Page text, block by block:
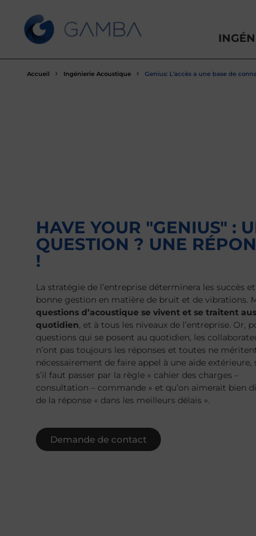
Accueil › Ingénierie Acoustique › Genius: L’accès a une base de
HAVE YOUR "GENIUS" :
QUESTION ? UNE
!
La stratégie de l’entreprise déterminera les succès
bonne gestion en matière de bruit et de vibrations.
questions d’acoustique se vivent et se traitent
quotidien, et à tous les niveaux de l’entreprise. Or,
questions qui se posent au quotidien, les
n’ont pas toujours les réponses et toutes ne
nécessairement de faire appel à une aide
s’il faut passer par la règle « cahier des charges –
consultation – commande » et qu’on aimerait bien
de la réponse « dans les meilleurs délais ».
Demande de contact